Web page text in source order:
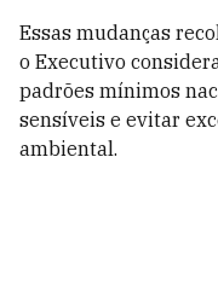
Essas mudanças
o Executivo
padrões mínimos
sensíveis e evitar
ambiental.